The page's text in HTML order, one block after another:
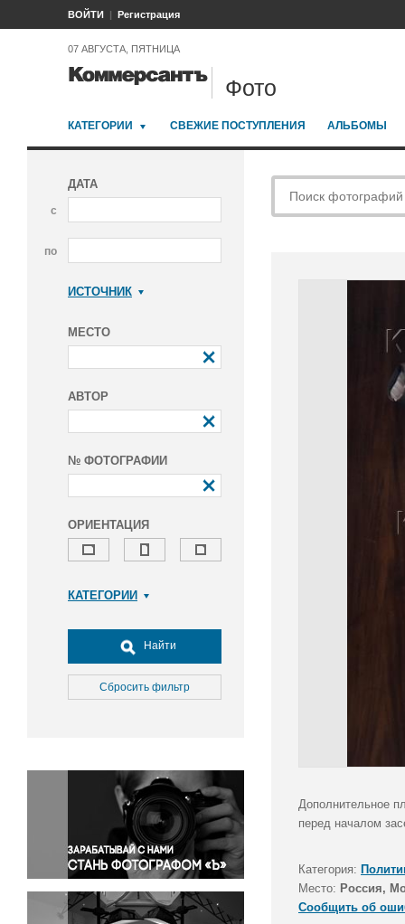
ВОЙТИ Регистрация
07 АВГУСТА, ПЯТНИЦА
Фото
КАТЕГОРИИ СВЕЖИЕ ПОСТУПЛЕНИЯ АЛЬБОМЫ
ДАТА
с
по
ИСТОЧНИК
МЕСТО
АВТОР
№ ФОТОГРАФИИ
ОРИЕНТАЦИЯ
КАТЕГОРИИ
Досуг, туризм и отдых
Культура
Медицина
Окружающая среда
Политика
Правосудие
Происшествия и конфликты
Религия
Светская жизнь
Спорт
Найти
Сбросить фильтр
Дополнительное
перед началом
Категория:
Место: Россия,
Сообщить об